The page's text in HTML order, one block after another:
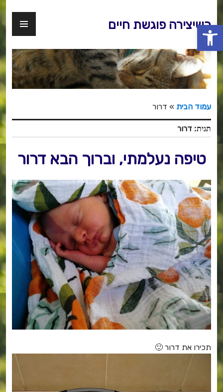
כשיצירה פוגשת חיים
עמוד הבית » דרור
תגית: דרור
טיפה נעלמתי, וברוך הבא דרור
תכירו את דרור 🙂
פתח סרגל נגישות